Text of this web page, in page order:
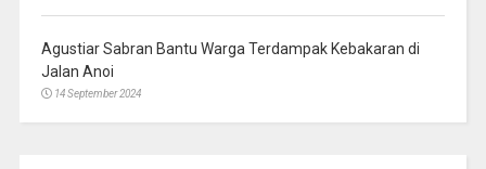
Agustiar Sabran Bantu Warga Terdampak Kebakaran di
Jalan Anoi
14 September 2024